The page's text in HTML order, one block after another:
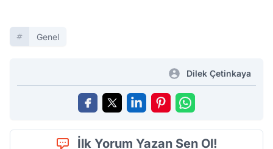
Genel
Dilek Çetinkaya
İlk Yorum Yazan Sen Ol!